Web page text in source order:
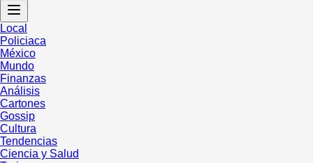
Local
Policiaca
México
Mundo
Finanzas
Análisis
Cartones
Gossip
Cultura
Tendencias
Ciencia y Salud